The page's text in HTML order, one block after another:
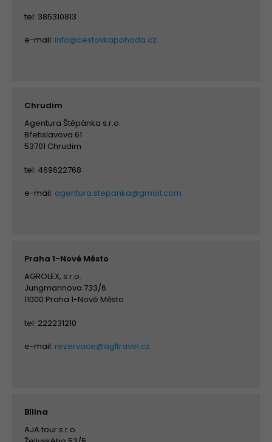
tel: 385310813
e-mail: info@cestovkapohoda.cz
Chrudim
Agentura Štěpánka s.r.o.
Břetislavova 61
53701 Chrudim
tel: 469622768
e-mail: agentura.stepanka@gmail.com
Praha 1-Nové Město
AGROLEX, s.r.o.
Jungmannova 733/6
11000 Praha 1-Nové Město
tel: 222231210
e-mail: rezervace@agltravel.cz
Bílina
AJA tour s.r.o.